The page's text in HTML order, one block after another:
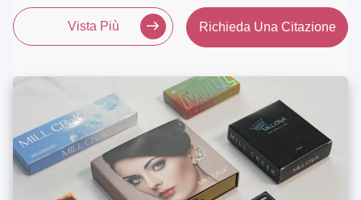
Vista Più Richieda Una Citazione